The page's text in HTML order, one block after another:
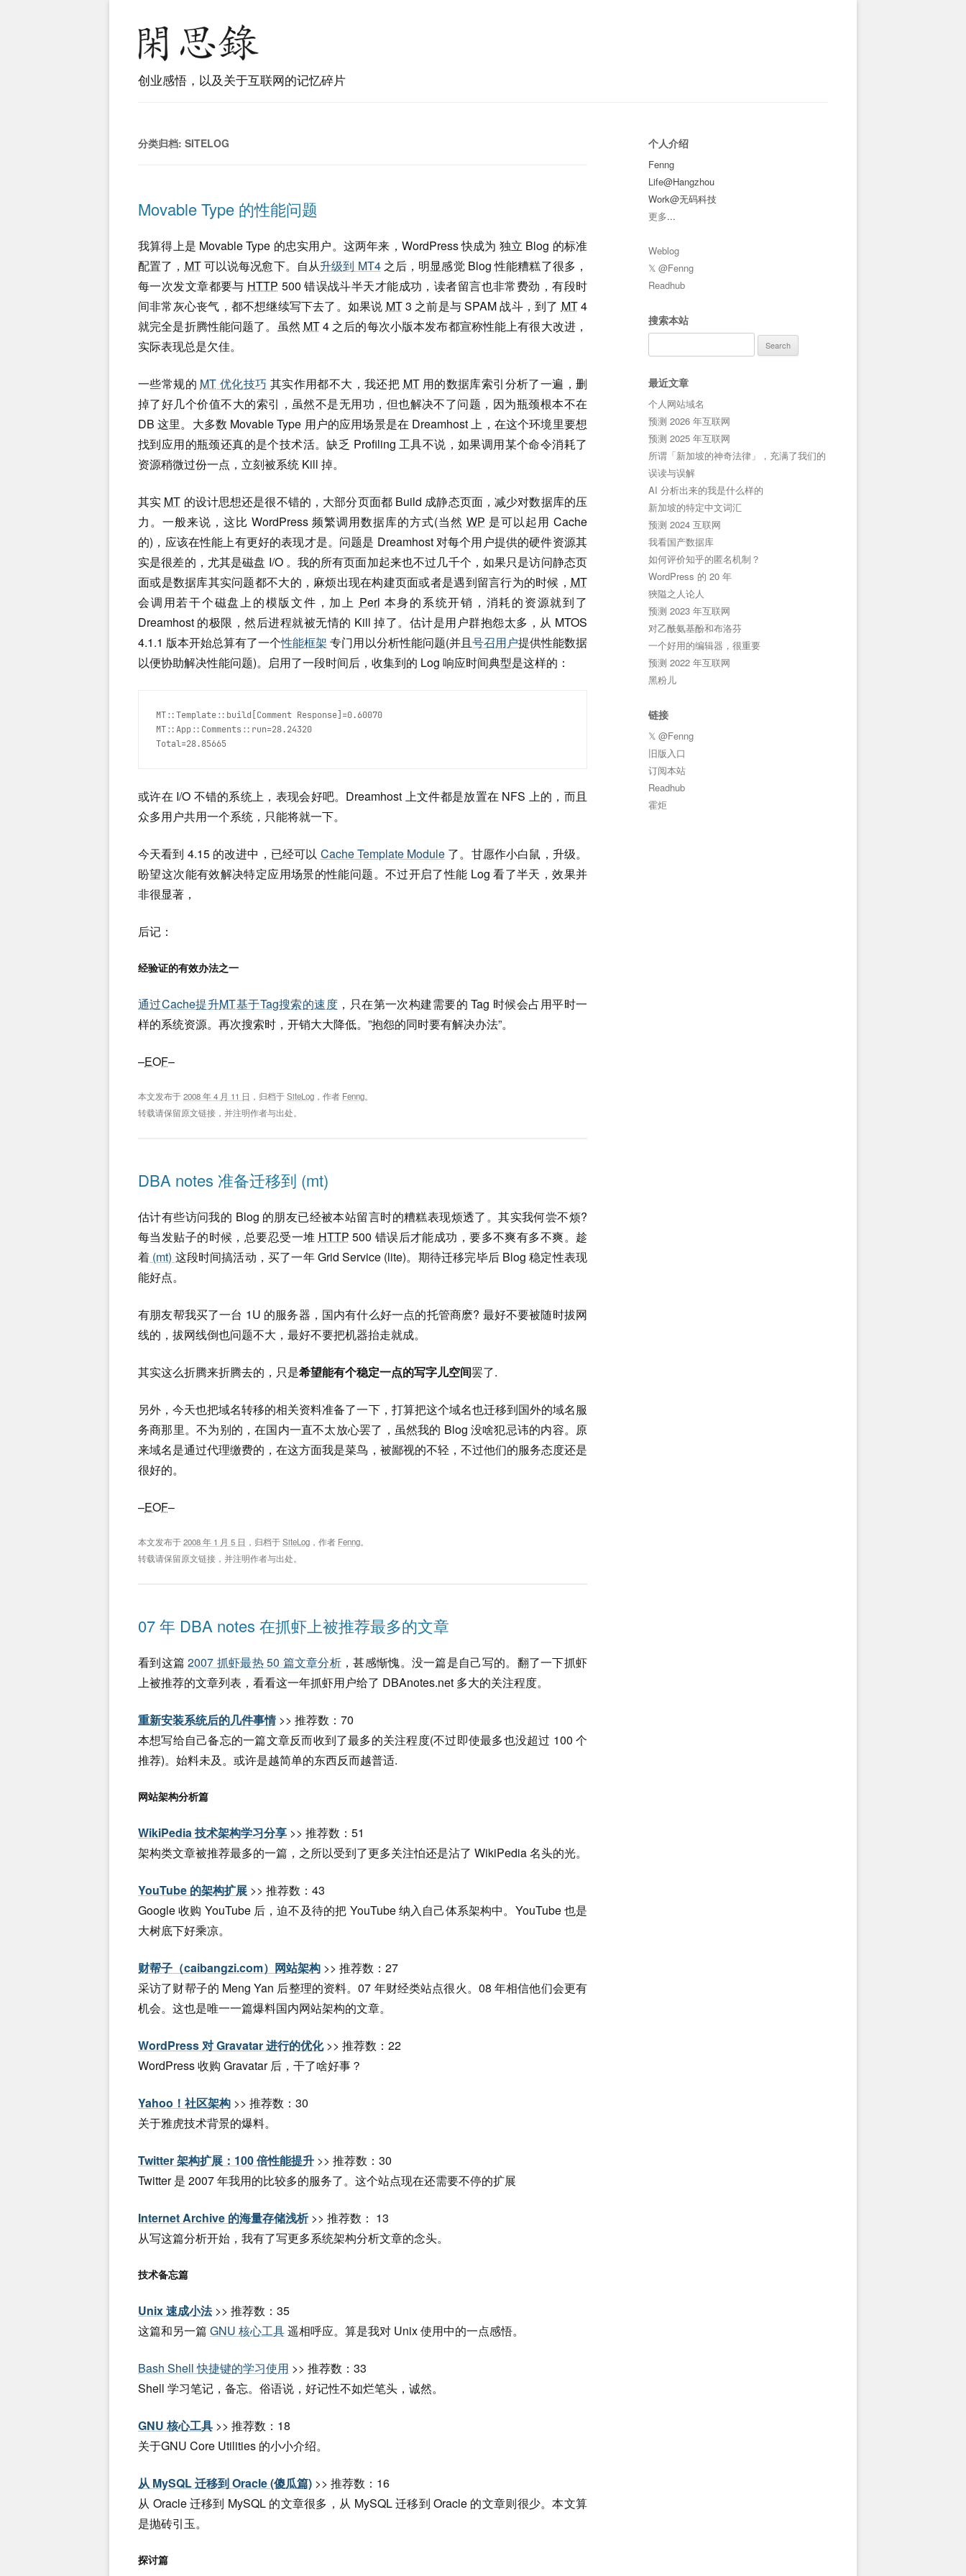
创业感悟，以及关于互联网的记忆碎片
分类归档: SITELOG
Movable Type 的性能问题
我算得上是 Movable Type 的忠实用户。这两年来，WordPress 快成为 独立 Blog 的标准
配置了， MT可以说每况愈下。自从升级到 MT4之后，明显感觉 Blog 性能糟糕了很多，
每一次发文章都要与 HTTP 500 错误战斗半天才能成功，读者留言也非常费劲，有段时
间非常灰心丧气，都不想继续写下去了。如果说 MT3 之前是与 SPAM 战斗，到了 MT4
就完全是折腾性能问题了。虽然 MT4 之后的每次小版本发布都宣称性能上有很大改进，
实际表现总是欠佳。
一些常规的 MT 优化技巧 其实作用都不大，我还把 MT用的数据库索引分析了一遍，删
掉了好几个价值不大的索引，虽然不是无用功，但也解决不了问题，因为瓶颈根本不在
DB 这里。大多数 Movable Type 用户的应用场景是在 Dreamhost 上，在这个环境里要想
找到应用的瓶颈还真的是个技术活。缺乏 Profiling 工具不说，如果调用某个命令消耗了
资源稍微过份一点，立刻被系统 Kill 掉。
其实 MT 的设计思想还是很不错的，大部分页面都 Build 成静态页面，减少对数据库的压
力。一般来说，这比 WordPress 频繁调用数据库的方式(当然 WP 是可以起用 Cache
的)，应该在性能上有更好的表现才是。问题是 Dreamhost 对每个用户提供的硬件资源其
实是很差的，尤其是磁盘 I/O 。我的所有页面加起来也不过几千个，如果只是访问静态页
面或是数据库其实问题都不大的，麻烦出现在构建页面或者是遇到留言行为的时候， MT
会调用若干个磁盘上的模版文件，加上 Perl 本身的系统开销，消耗的资源就到了
Dreamhost 的极限，然后进程就被无情的 Kill 掉了。估计是用户群抱怨太多，从 MTOS
4.1.1 版本开始总算有了一个性能框架 专门用以分析性能问题(并且号召用户提供性能数据
以便协助解决性能问题)。启用了一段时间后，收集到的 Log 响应时间典型是这样的：
MT::Template::build[Comment Response]=0.60070
MT::App::Comments::run=28.24320
Total=28.85665
或许在 I/O 不错的系统上，表现会好吧。Dreamhost 上文件都是放置在 NFS 上的，而且
众多用户共用一个系统，只能将就一下。
今天看到 4.15 的改进中，已经可以 Cache Template Module 了。甘愿作小白鼠，升级。
盼望这次能有效解决特定应用场景的性能问题。不过开启了性能 Log 看了半天，效果并
非很显著，
后记：
经验证的有效办法之一
通过Cache提升MT基于Tag搜索的速度 ，只在第一次构建需要的 Tag 时候会占用平时一
样的系统资源。再次搜索时，开销大大降低。”抱怨的同时要有解决办法”。
–EOF–
本文发布于2008 年 4 月 11 日 ，归档于SiteLog ，作者 Fenng。
转载请保留原文链接，并注明作者与出处。
DBA notes 准备迁移到 (mt)
估计有些访问我的 Blog 的朋友已经被本站留言时的糟糕表现烦透了。其实我何尝不烦?
每当发贴子的时候，总要忍受一堆 HTTP 500 错误后才能成功，要多不爽有多不爽。趁
着 (mt) 这段时间搞活动，买了一年 Grid Service (lite)。期待迁移完毕后 Blog 稳定性表现
能好点。
有朋友帮我买了一台 1U 的服务器，国内有什么好一点的托管商麽? 最好不要被随时拔网
线的，拔网线倒也问题不大，最好不要把机器抬走就成。
其实这么折腾来折腾去的，只是希望能有个稳定一点的写字儿空间罢了.
另外，今天也把域名转移的相关资料准备了一下，打算把这个域名也迁移到国外的域名服
务商那里。不为别的，在国内一直不太放心罢了，虽然我的 Blog 没啥犯忌讳的内容。原
来域名是通过代理缴费的，在这方面我是菜鸟，被鄙视的不轻，不过他们的服务态度还是
很好的。
–EOF–
本文发布于2008 年 1 月 5 日 ，归档于SiteLog ，作者 Fenng。
转载请保留原文链接，并注明作者与出处。
07 年 DBA notes 在抓虾上被推荐最多的文章
看到这篇2007 抓虾最热 50 篇文章分析 ，甚感惭愧。没一篇是自己写的。翻了一下抓虾
上被推荐的文章列表，看看这一年抓虾用户给了 DBAnotes.net 多大的关注程度。
重新安装系统后的几件事情>> 推荐数：70
本想写给自己备忘的一篇文章反而收到了最多的关注程度(不过即使最多也没超过 100 个
推荐)。始料未及。或许是越简单的东西反而越普适.
网站架构分析篇
WikiPedia 技术架构学习分享 >> 推荐数：51
架构类文章被推荐最多的一篇，之所以受到了更多关注怕还是沾了 WikiPedia 名头的光。
YouTube 的架构扩展 >> 推荐数：43
Google 收购 YouTube 后，迫不及待的把 YouTube 纳入自己体系架构中。YouTube 也是
大树底下好乘凉。
财帮子（caibangzi.com）网站架构 >> 推荐数：27
采访了财帮子的 Meng Yan 后整理的资料。07 年财经类站点很火。08 年相信他们会更有
机会。这也是唯一一篇爆料国内网站架构的文章。
WordPress 对 Gravatar 进行的优化>> 推荐数：22
WordPress 收购 Gravatar 后，干了啥好事？
Yahoo！社区架构 >> 推荐数：30
关于雅虎技术背景的爆料。
Twitter 架构扩展：100 倍性能提升 >> 推荐数：30
Twitter 是 2007 年我用的比较多的服务了。这个站点现在还需要不停的扩展
Internet Archive 的海量存储浅析>> 推荐数： 13
从写这篇分析开始，我有了写更多系统架构分析文章的念头。
技术备忘篇
Unix 速成小法>> 推荐数：35
这篇和另一篇 GNU 核心工具遥相呼应。算是我对 Unix 使用中的一点感悟。
Bash Shell 快捷键的学习使用 >> 推荐数：33
Shell 学习笔记，备忘。俗语说，好记性不如烂笔头，诚然。
GNU 核心工具 >> 推荐数：18
关于GNU Core Utilities 的小小介绍。
从 MySQL 迁移到 Oracle (傻瓜篇) >> 推荐数：16
从 Oracle 迁移到 MySQL 的文章很多，从 MySQL 迁移到 Oracle 的文章则很少。本文算
是抛砖引玉。
探讨篇
个人介绍
Fenng
Life@Hangzhou
Work@无码科技
更多...
Weblog
𝕏 @Fenng
Readhub
搜索本站
for:
最近文章
个人网站域名
预测 2026 年互联网
预测 2025 年互联网
所谓「新加坡的神奇法律」，充满了我们的
误读与误解
AI 分析出来的我是什么样的
新加坡的特定中文词汇
预测 2024 互联网
我看国产数据库
如何评价知乎的匿名机制？
WordPress 的 20 年
狹隘之人论人
预测 2023 年互联网
对乙酰氨基酚和布洛芬
一个好用的编辑器，很重要
预测 2022 年互联网
黑粉儿
链接
𝕏 @Fenng
旧版入口
订阅本站
Readhub
霍炬